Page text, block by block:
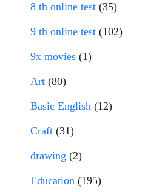
8 th online test (35)
9 th online test (102)
9x movies (1)
Art (80)
Basic English (12)
Craft (31)
drawing (2)
Education (195)